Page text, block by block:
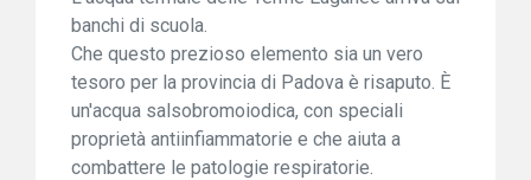
banchi di scuola.
Che questo prezioso elemento sia un vero
tesoro per la provincia di Padova è risaputo. È
un'acqua salsobromoiodica, con speciali
proprietà antiinfiammatorie e che aiuta a
combattere le patologie respiratorie.